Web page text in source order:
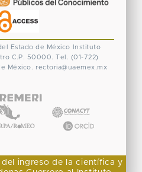
Estado de México
Instituto
C.P. 50000. Tel. (01-722)
México. rectoria@uaemex.mx
ingreso de la científica y